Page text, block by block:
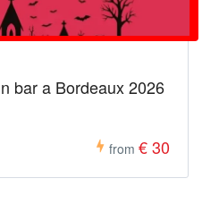
bar a Bordeaux 2026
from € 30